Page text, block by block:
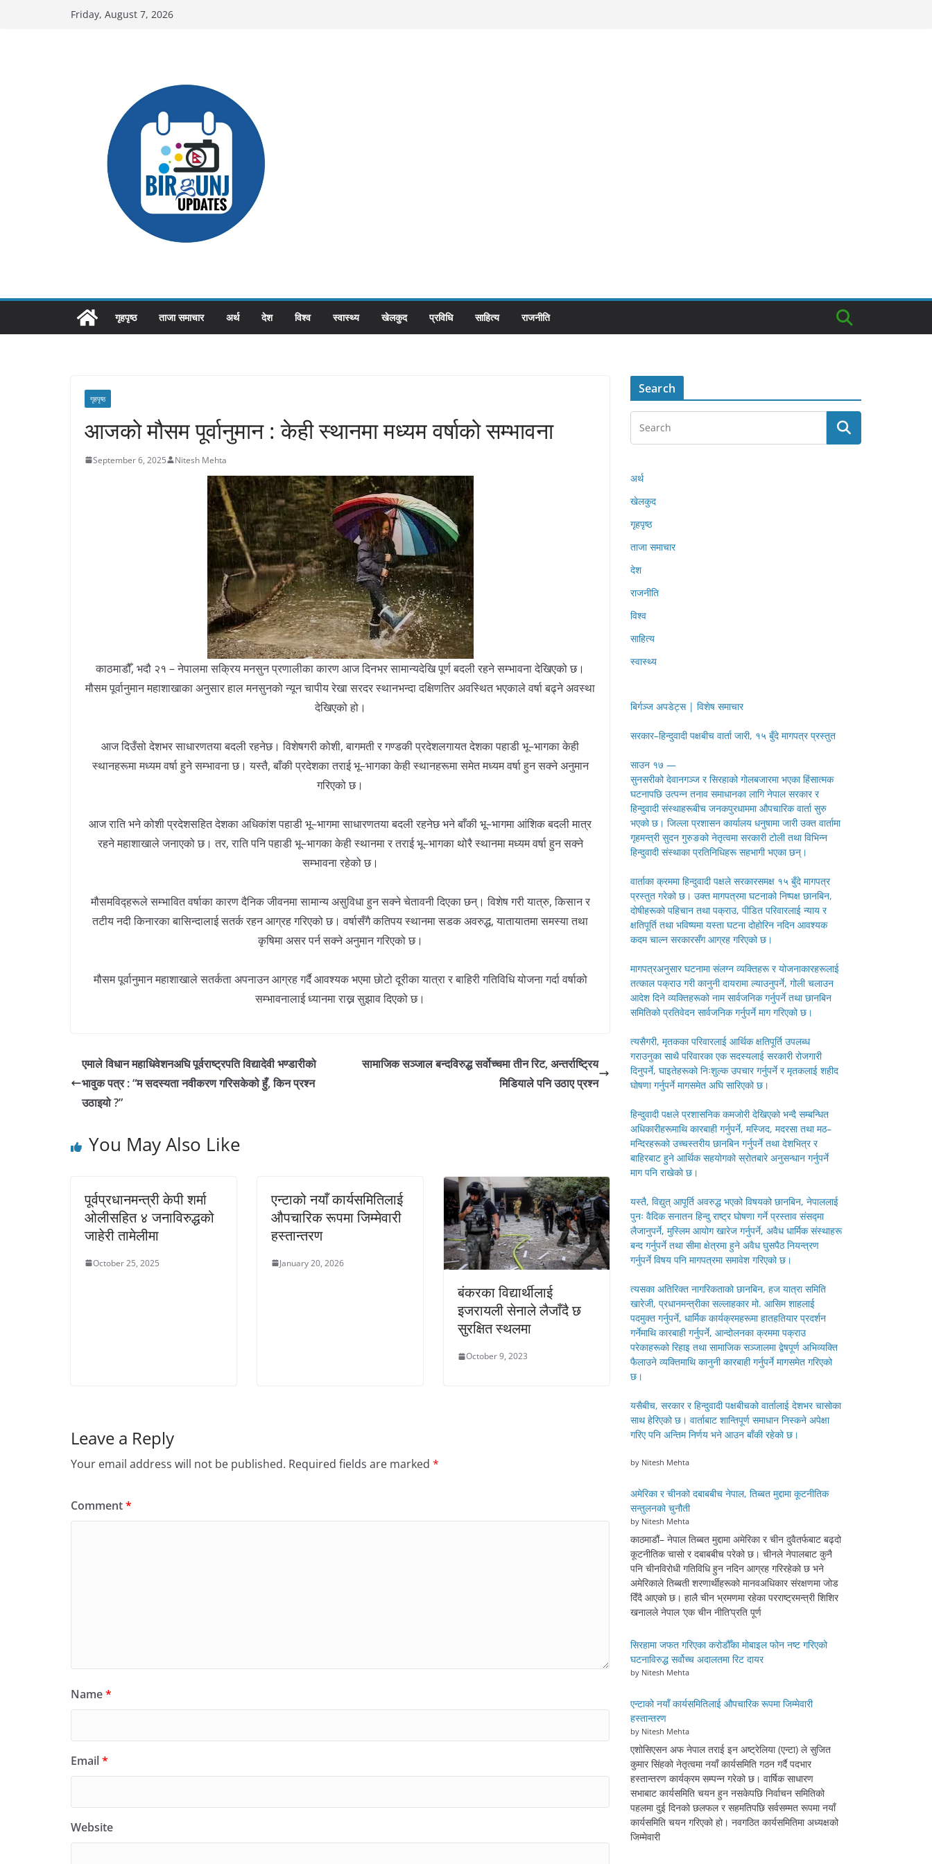
Friday, August 7, 2026
गृहपृष्ठ ताजा समाचार अर्थ देश विश्व स्वास्थ्य खेलकुद प्रविधि साहित्य राजनीति
गृहपृष्ठ
आजको मौसम पूर्वानुमान : केही स्थानमा मध्यम वर्षाको सम्भावना
September 6, 2025 Nitesh Mehta
काठमाडौँ, भदौ २१ – नेपालमा सक्रिय मनसुन प्रणालीका कारण आज दिनभर सामान्यदेखि पूर्ण बदली रहने सम्भावना देखिएको छ।
मौसम पूर्वानुमान महाशाखाका अनुसार हाल मनसुनको न्यून चापीय रेखा सरदर स्थानभन्दा दक्षिणतिर अवस्थित भएकाले वर्षा बढ्ने अवस्था
देखिएको हो।
आज दिउँसो देशभर साधारणतया बदली रहनेछ। विशेषगरी कोशी, बागमती र गण्डकी प्रदेशलगायत देशका पहाडी भू–भागका केही
स्थानहरूमा मध्यम वर्षा हुने सम्भावना छ। यस्तै, बाँकी प्रदेशका तराई भू–भागका केही स्थानहरूमा समेत मध्यम वर्षा हुन सक्ने अनुमान
गरिएको छ।
आज राति भने कोशी प्रदेशसहित देशका अधिकांश पहाडी भू–भागमा साधारणतया बदली रहनेछ भने बाँकी भू–भागमा आंशिक बदली मात्र
रहने महाशाखाले जनाएको छ। तर, राति पनि पहाडी भू–भागका केही स्थानमा र तराई भू–भागका थोरै स्थानमा मध्यम वर्षा हुन सक्ने
सम्भावना रहेको छ।
मौसमविद्हरूले सम्भावित वर्षाका कारण दैनिक जीवनमा सामान्य असुविधा हुन सक्ने चेतावनी दिएका छन्। विशेष गरी यात्रु, किसान र
तटीय नदी किनारका बासिन्दालाई सतर्क रहन आग्रह गरिएको छ। वर्षासँगै कतिपय स्थानमा सडक अवरुद्ध, यातायातमा समस्या तथा
कृषिमा असर पर्न सक्ने अनुमान गरिएको छ।
मौसम पूर्वानुमान महाशाखाले सतर्कता अपनाउन आग्रह गर्दै आवश्यक भएमा छोटो दूरीका यात्रा र बाहिरी गतिविधि योजना गर्दा वर्षाको
सम्भावनालाई ध्यानमा राख्न सुझाव दिएको छ।
एमाले विधान महाधिवेशनअघि पूर्वराष्ट्रपति विद्यादेवी भण्डारीको
भावुक पत्र : “म सदस्यता नवीकरण गरिसकेको हुँ, किन प्रश्न
उठाइयो ?”
सामाजिक सञ्जाल बन्दविरुद्ध सर्वोच्चमा तीन रिट, अन्तर्राष्ट्रिय
मिडियाले पनि उठाए प्रश्न
You May Also Like
पूर्वप्रधानमन्त्री केपी शर्मा
ओलीसहित ४ जनाविरुद्धको
जाहेरी तामेलीमा
October 25, 2025
एन्टाको नयाँ कार्यसमितिलाई
औपचारिक रूपमा जिम्मेवारी
हस्तान्तरण
January 20, 2026
बंकरका विद्यार्थीलाई
इजरायली सेनाले लैजाँदै छ
सुरक्षित स्थलमा
October 9, 2023
Leave a Reply
Your email address will not be published. Required fields are marked *
Comment*
Name*
Email*
Website
Search
अर्थ
खेलकुद
गृहपृष्ठ
ताजा समाचार
देश
राजनीति
विश्व
साहित्य
स्वास्थ्य
बिर्गञ्ज अपडेट्स | विशेष समाचार
सरकार–हिन्दुवादी पक्षबीच वार्ता जारी, १५ बुँदे मागपत्र प्रस्तुत
साउन १७ —
सुनसरीको देवानगञ्ज र सिरहाको गोलबजारमा भएका हिंसात्मक
घटनापछि उत्पन्न तनाव समाधानका लागि नेपाल सरकार र
हिन्दुवादी संस्थाहरूबीच जनकपुरधाममा औपचारिक वार्ता सुरु
भएको छ। जिल्ला प्रशासन कार्यालय धनुषामा जारी उक्त वार्तामा
गृहमन्त्री सुदन गुरुङको नेतृत्वमा सरकारी टोली तथा विभिन्न
हिन्दुवादी संस्थाका प्रतिनिधिहरू सहभागी भएका छन्।
वार्ताका क्रममा हिन्दुवादी पक्षले सरकारसमक्ष १५ बुँदे मागपत्र
प्रस्तुत गरेको छ। उक्त मागपत्रमा घटनाको निष्पक्ष छानबिन,
दोषीहरूको पहिचान तथा पक्राउ, पीडित परिवारलाई न्याय र
क्षतिपूर्ति तथा भविष्यमा यस्ता घटना दोहोरिन नदिन आवश्यक
कदम चाल्न सरकारसँग आग्रह गरिएको छ।
मागपत्रअनुसार घटनामा संलग्न व्यक्तिहरू र योजनाकारहरूलाई
तत्काल पक्राउ गरी कानुनी दायरामा ल्याउनुपर्ने, गोली चलाउन
आदेश दिने व्यक्तिहरूको नाम सार्वजनिक गर्नुपर्ने तथा छानबिन
समितिको प्रतिवेदन सार्वजनिक गर्नुपर्ने माग गरिएको छ।
त्यसैगरी, मृतकका परिवारलाई आर्थिक क्षतिपूर्ति उपलब्ध
गराउनुका साथै परिवारका एक सदस्यलाई सरकारी रोजगारी
दिनुपर्ने, घाइतेहरूको निःशुल्क उपचार गर्नुपर्ने र मृतकलाई शहीद
घोषणा गर्नुपर्ने मागसमेत अघि सारिएको छ।
हिन्दुवादी पक्षले प्रशासनिक कमजोरी देखिएको भन्दै सम्बन्धित
अधिकारीहरूमाथि कारबाही गर्नुपर्ने, मस्जिद, मदरसा तथा मठ–
मन्दिरहरूको उच्चस्तरीय छानबिन गर्नुपर्ने तथा देशभित्र र
बाहिरबाट हुने आर्थिक सहयोगको स्रोतबारे अनुसन्धान गर्नुपर्ने
माग पनि राखेको छ।
यस्तै, विद्युत् आपूर्ति अवरुद्ध भएको विषयको छानबिन, नेपाललाई
पुनः वैदिक सनातन हिन्दु राष्ट्र घोषणा गर्ने प्रस्ताव संसद्मा
लैजानुपर्ने, मुस्लिम आयोग खारेज गर्नुपर्ने, अवैध धार्मिक संस्थाहरू
बन्द गर्नुपर्ने तथा सीमा क्षेत्रमा हुने अवैध घुसपैठ नियन्त्रण
गर्नुपर्ने विषय पनि मागपत्रमा समावेश गरिएको छ।
त्यसका अतिरिक्त नागरिकताको छानबिन, हज यात्रा समिति
खारेजी, प्रधानमन्त्रीका सल्लाहकार मो. आसिम शाहलाई
पदमुक्त गर्नुपर्ने, धार्मिक कार्यक्रमहरूमा हातहतियार प्रदर्शन
गर्नेमाथि कारबाही गर्नुपर्ने, आन्दोलनका क्रममा पक्राउ
परेकाहरूको रिहाइ तथा सामाजिक सञ्जालमा द्वेषपूर्ण अभिव्यक्ति
फैलाउने व्यक्तिमाथि कानुनी कारबाही गर्नुपर्ने मागसमेत गरिएको
छ।
यसैबीच, सरकार र हिन्दुवादी पक्षबीचको वार्तालाई देशभर चासोका
साथ हेरिएको छ। वार्ताबाट शान्तिपूर्ण समाधान निस्कने अपेक्षा
गरिए पनि अन्तिम निर्णय भने आउन बाँकी रहेको छ।
by Nitesh Mehta
अमेरिका र चीनको दबाबबीच नेपाल, तिब्बत मुद्दामा कूटनीतिक
सन्तुलनको चुनौती
by Nitesh Mehta
काठमाडौं– नेपाल तिब्बत मुद्दामा अमेरिका र चीन दुवैतर्फबाट बढ्दो
कूटनीतिक चासो र दबाबबीच परेको छ। चीनले नेपालबाट कुनै
पनि चीनविरोधी गतिविधि हुन नदिन आग्रह गरिरहेको छ भने
अमेरिकाले तिब्बती शरणार्थीहरूको मानवअधिकार संरक्षणमा जोड
दिँदै आएको छ। हालै चीन भ्रमणमा रहेका परराष्ट्रमन्त्री शिशिर
खनालले नेपाल ‘एक चीन नीति’प्रति पूर्ण
सिरहामा जफत गरिएका करोडौँका मोबाइल फोन नष्ट गरिएको
घटनाविरुद्ध सर्वोच्च अदालतमा रिट दायर
by Nitesh Mehta
एन्टाको नयाँ कार्यसमितिलाई औपचारिक रूपमा जिम्मेवारी
हस्तान्तरण
by Nitesh Mehta
एशोसिएसन अफ नेपाल तराई इन अष्ट्रेलिया (एन्टा) ले सुजित
कुमार सिंहको नेतृत्वमा नयाँ कार्यसमिति गठन गर्दै पदभार
हस्तान्तरण कार्यक्रम सम्पन्न गरेको छ। वार्षिक साधारण
सभाबाट कार्यसमिति चयन हुन नसकेपछि निर्वाचन समितिको
पहलमा दुई दिनको छलफल र सहमतिपछि सर्वसम्मत रूपमा नयाँ
कार्यसमिति चयन गरिएको हो। नवगठित कार्यसमितिमा अध्यक्षको
जिम्मेवारी